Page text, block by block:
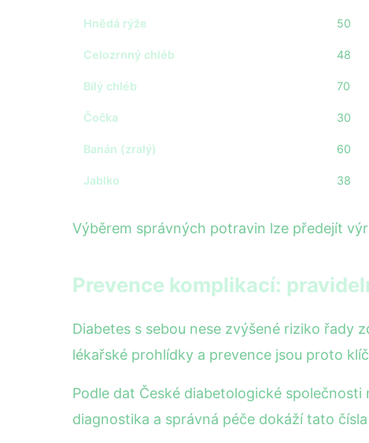
Hnědá rýže 50
Celozrnný chléb 48
Bílý chléb 70
Čočka 30
Banán (zralý) 60
Jablko 38
Výběrem správných potravin lze předejít
Prevence komplikací:
Diabetes s sebou nese zvýšené riziko řady
lékařské prohlídky a prevence jsou proto
Podle dat České diabetologické
diagnostika a správná péče dokáží tato